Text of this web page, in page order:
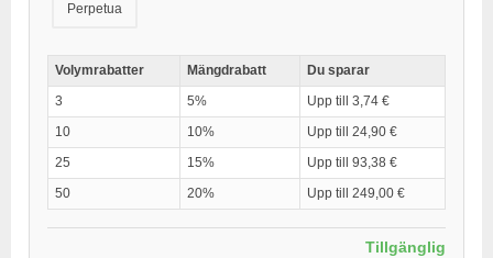
Perpetua
Volymrabatter Mängdrabatt
Du sparar
3
5%
Upp till 3,74 €
10
10%
Upp till 24,90 €
25
15%
Upp till 93,38 €
50
20% Upp till 249,00 €
Tillgänglig